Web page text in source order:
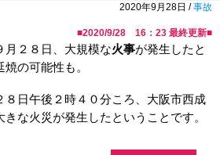
2020年9月28日 /事故
■2020/9/28 16：23 最終更新■
月２８日、大規模な火事が発生したと
の可能性も。
８日午後２時４０分ころ、大阪市西成
な火災が発生したということです。